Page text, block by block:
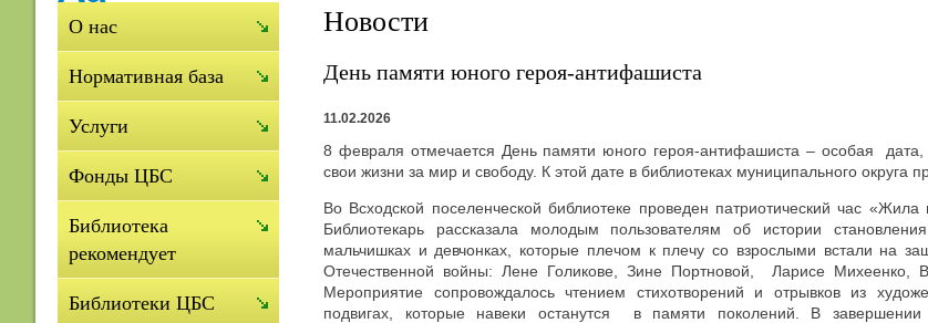
Новости
День памяти юного героя-антифашиста
11.02.2026
8 февраля отмечается День памяти юного героя-антифашиста – особая
свои жизни за мир и свободу. К этой дате в библиотеках муниципального округа
Во Всходской поселенческой библиотеке проведен патриотический час «Жила
Библиотекарь рассказала молодым пользователям об истории
мальчишках и девчонках, которые плечом к плечу со взрослыми встали на
Отечественной войны: Лене Голикове, Зине Портновой, Ларисе Михеенко,
Мероприятие сопровождалось чтением стихотворений и отрывков из
подвигах, которые навеки останутся в памяти поколений. В
О нас
Нормативная база
Услуги
Фонды ЦБС
Библиотека
рекомендует
Библиотеки ЦБС